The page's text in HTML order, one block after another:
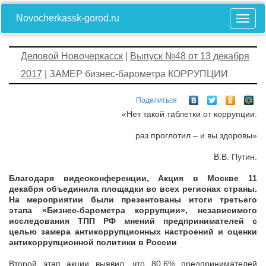
Novocherkassk-gorod.ru
Деловой Новочеркасск
Выпуск №48 от 13 декабря
2017 | ЗАМЕР бизнес-барометра КОРРУПЦИИ
Поделиться
«Нет такой таблетки от коррупции:
раз проглотил – и вы здоровы»
В.В. Путин.
Благодаря видеоконференции, Акция в Москве 11
декабря объединила площадки во всех регионах страны.
На мероприятии были презентованы итоги третьего
этапа «Бизнес-барометра коррупции», независимого
исследования ТПП РФ мнений предпринимателей с
целью замера антикоррупционных настроений и оценки
антикоррупционной политики в России
Второй этап акции выявил, что 80,6% предпринимателей